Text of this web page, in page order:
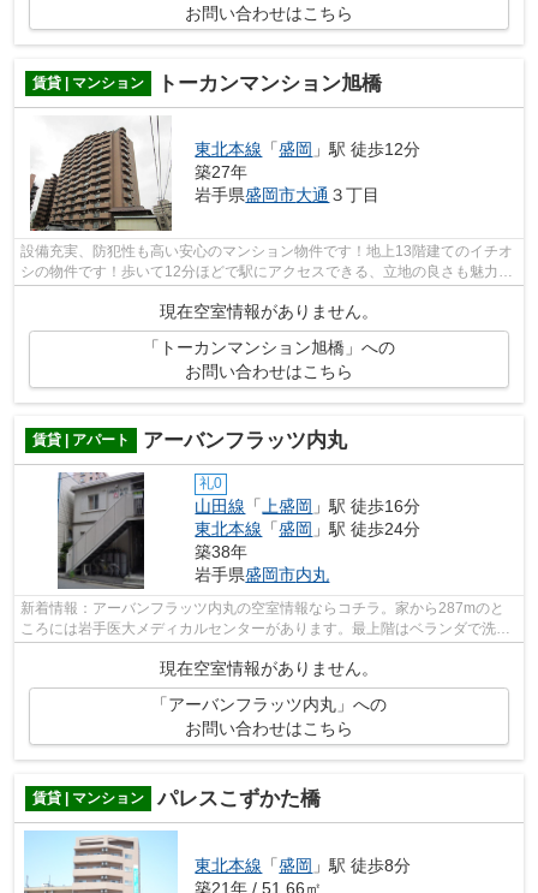
お問い合わせはこちら
賃貸 | マンション トーカンマンション旭橋
東北本線 「盛岡 」駅 徒歩12分
築27年
岩手県盛岡市大通 ３丁目
設備充実、防犯性も高い安心のマンション物件です！地上13階建てのイチオ
シの物件です！歩いて12分ほどで駅にアクセスできる、立地の良さも魅力の
物件です！こちらはエレベーター2基付...
現在空室情報がありません。
「トーカンマンション旭橋」への
お問い合わせはこちら
賃貸 | アパート アーバンフラッツ内丸
礼0
山田線 「上盛岡 」駅 徒歩16分
東北本線 「盛岡 」駅 徒歩24分
築38年
岩手県盛岡市内丸
新着情報：アーバンフラッツ内丸の空室情報ならコチラ。家から287mのと
ころには岩手医大メディカルセンターがあります。最上階はベランダで洗濯
現在空室情報がありません。
「アーバンフラッツ内丸」への
お問い合わせはこちら
賃貸 | マンション パレスこずかた橋
東北本線 「盛岡 」駅 徒歩8分
築21年 / 51.66㎡